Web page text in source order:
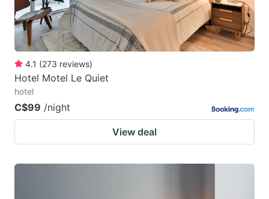
4.1 (273 reviews)
Hotel Motel Le Quiet
hotel
C$99 /night
View deal